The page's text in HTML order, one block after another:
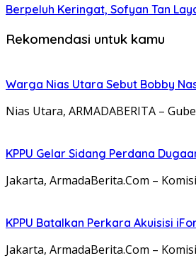
Berpeluh Keringat, Sofyan Tan
Rekomendasi untuk kamu
Warga Nias Utara Sebut Bobby
Nias Utara, ARMADABERITA –
KPPU Gelar Sidang Perdana
Jakarta, ArmadaBerita.Com –
KPPU Batalkan Perkara Akuisisi
Jakarta, ArmadaBerita.Com –